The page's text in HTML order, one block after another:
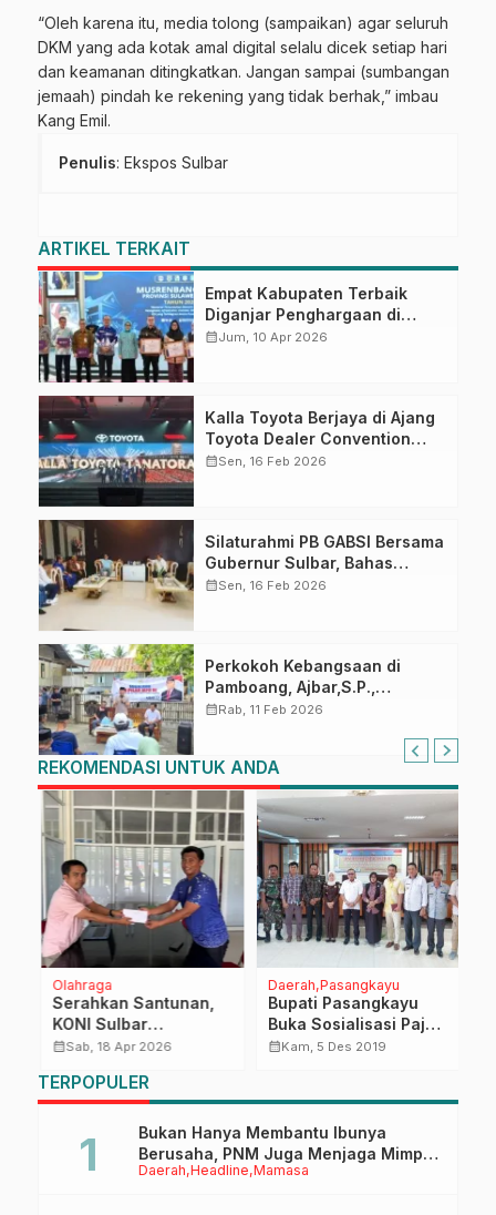
“Oleh karena itu, media tolong (sampaikan) agar seluruh
DKM yang ada kotak amal digital selalu dicek setiap hari
dan keamanan ditingkatkan. Jangan sampai (sumbangan
jemaah) pindah ke rekening yang tidak berhak,” imbau
Kang Emil.
Penulis: Ekspos Sulbar
ARTIKEL TERKAIT
Empat Kabupaten Terbaik
Diganjar Penghargaan di
Musrenbang Sulbar 2027
calendar_monthJum, 10 Apr 2026
Kalla Toyota Berjaya di Ajang
Toyota Dealer Convention
2026
calendar_monthSen, 16 Feb 2026
Silaturahmi PB GABSI Bersama
Gubernur Sulbar, Bahas
Persiapan Kejurnas Bridge ke-
calendar_monthSen, 16 Feb 2026
Perkokoh Kebangsaan di
Pamboang, Ajbar,S.P.,
Sosialisasi Empat Pilar di Desa
calendar_monthRab, 11 Feb 2026
REKOMENDASI UNTUK ANDA
Olahraga
Serahkan Santunan,
KONI Sulbar
Sampaikan
Meninggalnya Atlet
Karate
calendar_monthSab, 18 Apr 2026
Daerah Pasangkayu
Bupati Pasangkayu
Buka Sosialisasi Pajak
Daera
calendar_monthKam, 5 Des 2019
TERPOPULER
Daerah Headline Mamasa
Bukan Hanya Membantu Ibunya
Berusaha, PNM Juga Menjaga Mimpi
Anaknya Untuk Menggapai Cita-Cita